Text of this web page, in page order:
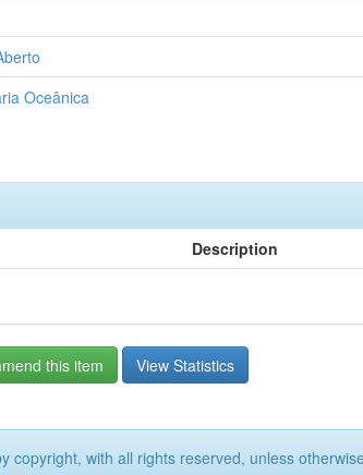
Oceânica
Description
this item View Statistics
copyright, with all rights reserved, unless